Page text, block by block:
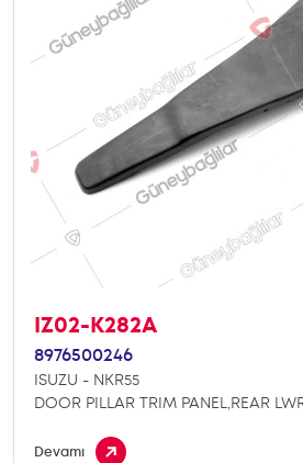
IZ02-K282A
8976500246
ISUZU - NKR55
DOOR PILLAR TRIM PANEL,REAR
Devamı